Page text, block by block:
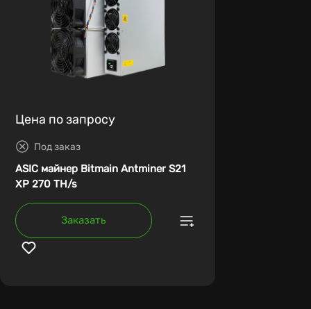
Цена по запросу
Под заказ
ASIC майнер Bitmain Antminer S21
XP 270 TH/s
Заказать